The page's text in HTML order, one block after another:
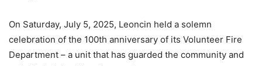
On Saturday, July 5, 2025, Leoncin held a solemn
celebration of the 100th anniversary of its Volunteer Fire
Department – a unit that has guarded the community and